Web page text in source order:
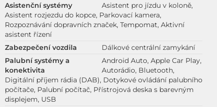
Asistenční systémy
Asistent pro jízdu v koloně,
Asistent rozjezdu do kopce, Parkovací kamera,
Rozpoznávání dopravních značek, Tempomat, Aktivní
asistent řízení
Zabezpečení vozdila
Dálkové centrální zamykání
Palubní systémy a
konektivita
Android Auto, Apple Car Play,
Autorádio, Bluetooth,
Digitální příjem rádia (DAB), Dotykové ovládání palubního
počítače, Palubní počítač, Přístrojová deska s barevným
displejem, USB